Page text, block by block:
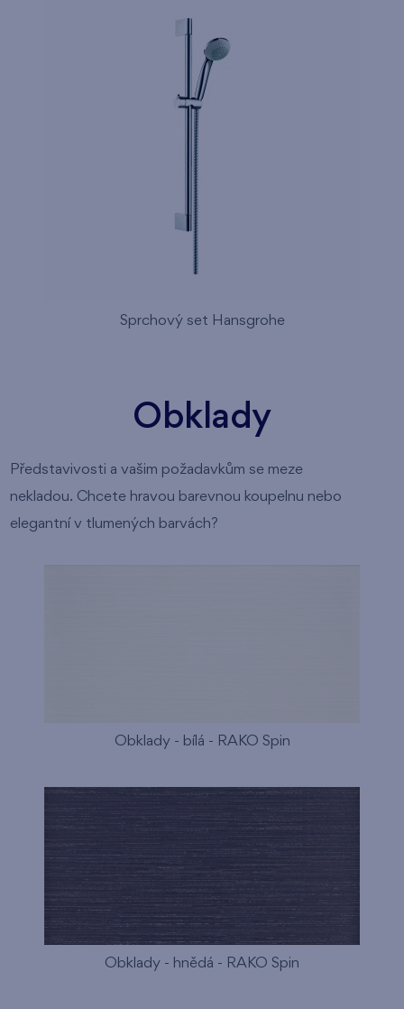
Sprchový set Hansgrohe
Obklady
Představivosti a vašim požadavkům se meze
nekladou. Chcete hravou barevnou koupelnu nebo
elegantní v tlumených barvách?
Obklady - bílá - RAKO Spin
Obklady - hnědá - RAKO Spin